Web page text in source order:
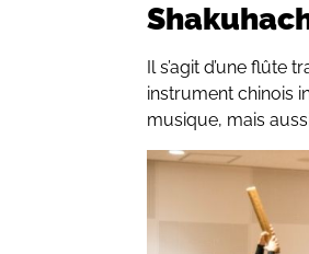
Il s’agit d’une
instrument chinois
musique, mais